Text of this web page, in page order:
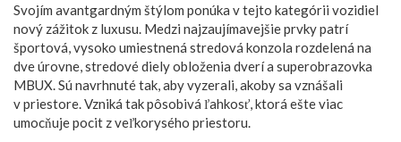
Svojím avantgardným štýlom ponúka v tejto kategórii vozidiel
nový zážitok z luxusu. Medzi najzaujímavejšie prvky patrí
športová, vysoko umiestnená stredová konzola rozdelená na
dve úrovne, stredové diely obloženia dverí a superobrazovka
MBUX. Sú navrhnuté tak, aby vyzerali, akoby sa vznášali
v priestore. Vzniká tak pôsobivá ľahkosť, ktorá ešte viac
umocňuje pocit z veľkorysého priestoru.